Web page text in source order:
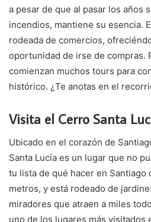
a pesar de que al pasar los años
incendios, mantiene su esencia.
rodeada de comercios,
oportunidad de irse de compras.
comienzan muchos tours para
histórico. ¿Te anotas en el
Visita el Cerro Santa
Ubicado en el corazón de
Santa Lucía es un lugar que no
tu lista de qué hacer en Santiago
metros, y está rodeado de
miradores que atraen a miles
uno de los lugares más visitados